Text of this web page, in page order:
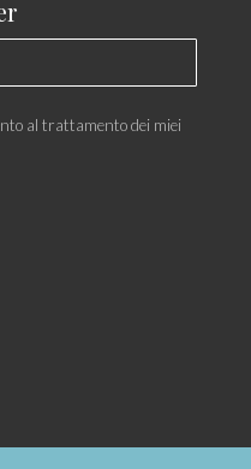
al trattamento dei miei